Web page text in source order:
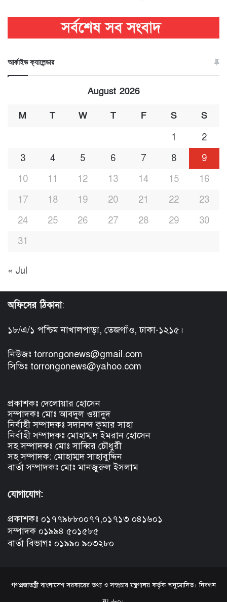
আর্কাইভ ক্যালেন্ডার
August 2026
M T W T F S S
1
2
3
4 5 6 7 8
9
10
11 12 13 14 15
16
17
18 19 20 21 22
23
24
25 26 27 28 29
30
31
« Jul
অফিসের ঠিকানা:
১৮/এ/১ পশ্চিম নাখালপাড়া, তেজগাঁও, ঢাকা-১২১৫।
নিউজঃ torrongonews@gmail.com
সিভিঃ torrongonews@yahoo.com
প্রকাশকঃ দেলোয়ার হোসেন
সম্পাদকঃ মোঃ আবদুল ওয়াদুদ
নির্বাহী সম্পাদকঃ সদানন্দ কুমার সাহা
নির্বাহী সম্পাদকঃ মোহাম্মদ ইমরান হোসেন
সহ সম্পাদকঃ মোঃ সাব্বির চৌধুরী
সহ সম্পাদক: মোহাম্মদ সাহাবুদ্দিন
বার্তা সম্পাদকঃ মোঃ মানজুরুল ইসলাম
যোগাযোগ:
প্রকাশকঃ ০১৭৭৯৮৮০০৭৭,০১৭১৩ ০৪১৬০১
সম্পাদক ০১৯৯৪ ৫০১৫৮৫
বার্তা বিভাগঃ ০১৯৯০ ৯০৩২৮০
গণপ্রজাতন্ত্রী বাংলাদেশ সরকারের তথ্য ও সম্প্রচার মন্ত্রণালয় কর্তৃক অনুমোদিত। নিবন্ধন